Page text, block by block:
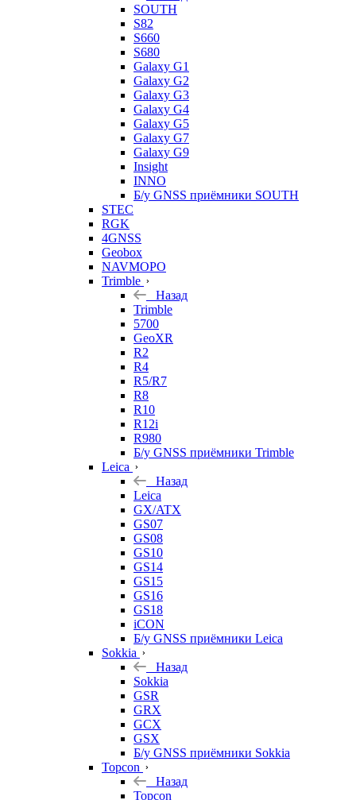
SOUTH
S82
S660
S680
Galaxy G1
Galaxy G2
Galaxy G3
Galaxy G4
Galaxy G5
Galaxy G7
Galaxy G9
Insight
INNO
Б/у GNSS приёмники SOUTH
STEC
RGK
4GNSS
Geobox
NAVMOPO
Trimble
Назад
Trimble
5700
GeoXR
R2
R4
R5/R7
R8
R10
R12i
R980
Б/у GNSS приёмники Trimble
Leica
Назад
Leica
GX/ATX
GS07
GS08
GS10
GS14
GS15
GS16
GS18
iCON
Б/у GNSS приёмники Leica
Sokkia
Назад
Sokkia
GSR
GRX
GCX
GSX
Б/у GNSS приёмники Sokkia
Topcon
Назад
Topcon